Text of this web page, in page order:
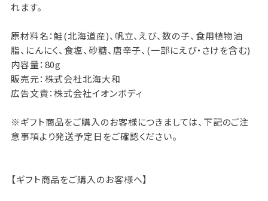
れます。
原材料名：鮭(北海道産)、帆立、えび、数の子、食用植物油
脂、にんにく、食塩、砂糖、唐辛子、(一部にえび・さけを含む)
内容量：80g
販売元：株式会社北海大和
広告文責：株式会社イオンボディ
※ギフト商品をご購入のお客様につきましては、下記のご注
意事項より発送予定日をご確認ください。
【ギフト商品をご購入のお客様へ】